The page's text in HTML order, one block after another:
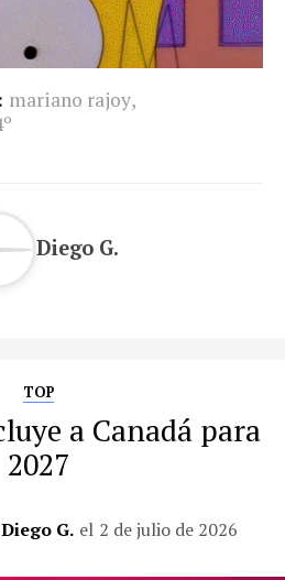
mariano rajoy,
Diego G.
TOP
a Canadá para
2027
Diego G. el 2 de julio de 2026